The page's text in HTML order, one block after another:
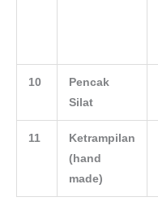
10
Pencak
Silat
11
Ketrampilan
(hand
made)